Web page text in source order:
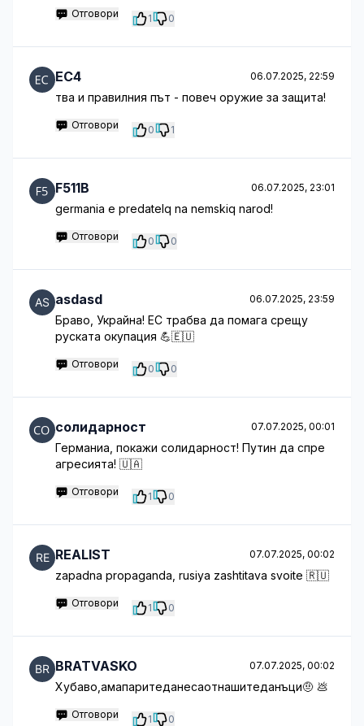
Отговори 1 0
EC4 06.07.2025, 22:59
тва и правилния път - повеч оружие за защита!
Отговори 0 1
F511B 06.07.2025, 23:01
germania e predatelq na nemskiq narod!
Отговори 0 0
asdasd 06.07.2025, 23:59
Браво, Украйна! ЕС трабва да помага срещу
руската окупация 💪🇪🇺
Отговори 0 0
солидарност 07.07.2025, 00:01
Германиа, покажи солидарност! Путин да спре
агресията! 🇺🇦
Отговори 1 0
REALIST 07.07.2025, 00:02
zapadna propaganda, rusiya zashtitava svoite 🇷🇺
Отговори 1 0
BRATVASKO 07.07.2025, 00:02
Хубаво,амапаритеданесаотнашитеданъци🤨 💩
Отговори 1 0